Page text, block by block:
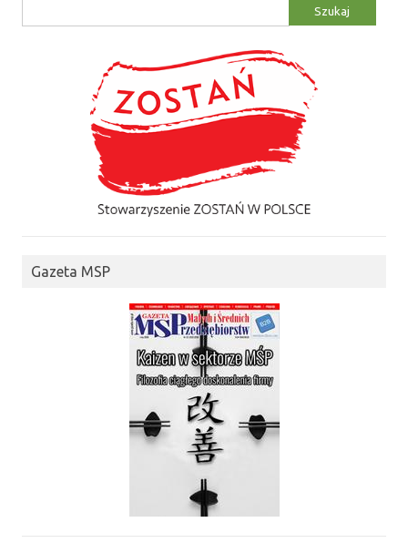
Gazeta MSP